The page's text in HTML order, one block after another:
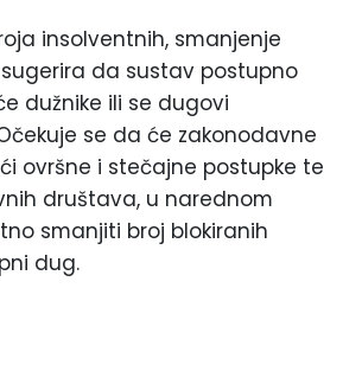
insolventnih, smanjenje
da sustav postupno
dužnike ili se dugovi
se da će zakonodavne
ovršne i stečajne postupke te
društava, u narednom
smanjiti broj blokiranih
dug.